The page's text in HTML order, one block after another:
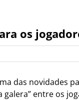
os
das novidades
galera” entre os